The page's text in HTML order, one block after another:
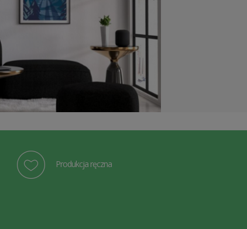
Produkcja ręczna